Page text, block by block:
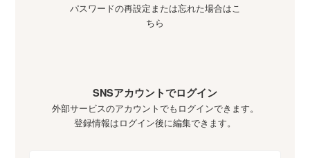
パスワードの再設定または忘れた場合はこ
ちら
SNSアカウントでログイン
外部サービスのアカウントでもログインできます。
登録情報はログイン後に編集できます。